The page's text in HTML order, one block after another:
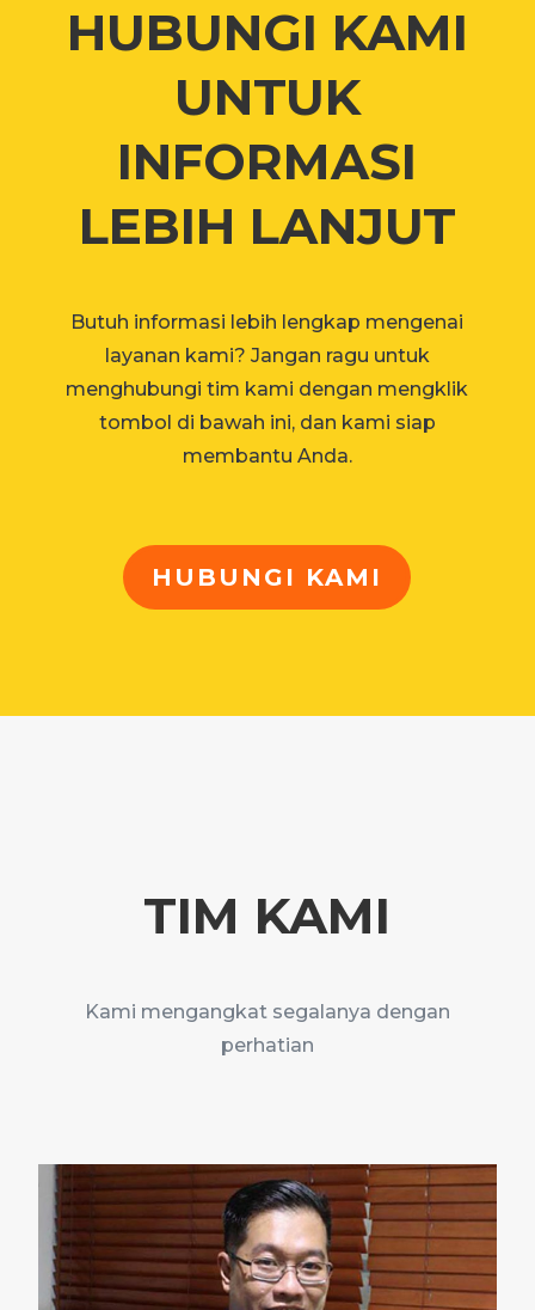
HUBUNGI KAMI
UNTUK
INFORMASI
LEBIH LANJUT
Butuh informasi lebih lengkap mengenai
layanan kami? Jangan ragu untuk
menghubungi tim kami dengan mengklik
tombol di bawah ini, dan kami siap
membantu Anda.
HUBUNGI KAMI
TIM KAMI
Kami mengangkat segalanya dengan
perhatian